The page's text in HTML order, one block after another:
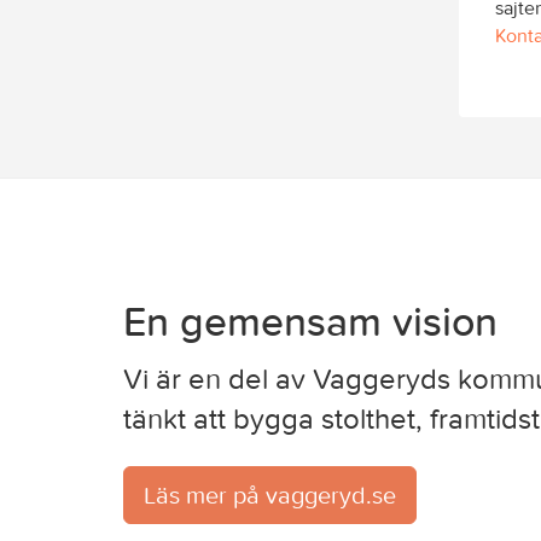
En gemensam vision
Vi är en del av Vaggeryds
tänkt att bygga stolthet,
Läs mer på vaggeryd.se